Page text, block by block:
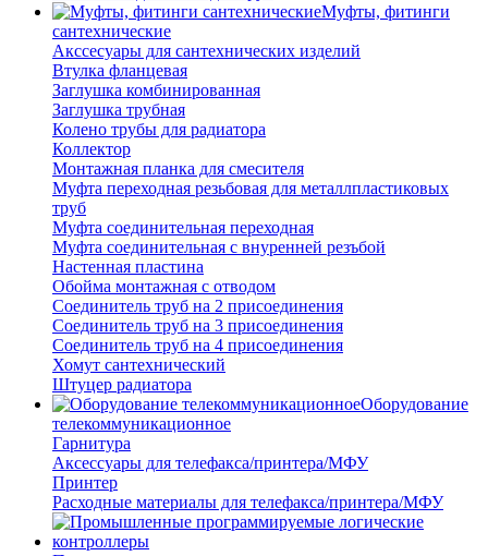
Муфты, фитинги
сантехнические
Акссесуары для сантехнических изделий
Втулка фланцевая
Заглушка комбинированная
Заглушка трубная
Колено трубы для радиатора
Коллектор
Монтажная планка для смесителя
Муфта переходная резьбовая для металлпластиковых
труб
Муфта соединительная переходная
Муфта соединительная с внуренней резъбой
Настенная пластина
Обойма монтажная с отводом
Соединитель труб на 2 присоединения
Соединитель труб на 3 присоединения
Соединитель труб на 4 присоединения
Хомут сантехнический
Штуцер радиатора
Оборудование
телекоммуникационное
Гарнитура
Аксессуары для телефакса/принтера/МФУ
Принтер
Расходные материалы для телефакса/принтера/МФУ